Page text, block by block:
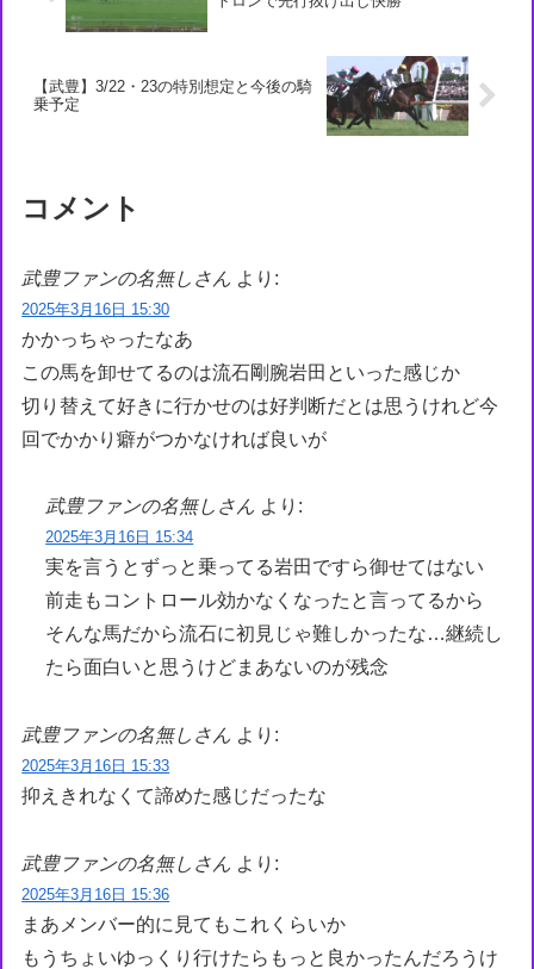
【武豊】3/22・23の特別想定と今後の騎
乗予定
コメント
武豊ファンの名無しさん より:
2025年3月16日 15:30
かかっちゃったなあ
この馬を卸せてるのは流石剛腕岩田といった感じか
切り替えて好きに行かせのは好判断だとは思うけれど今
回でかかり癖がつかなければ良いが
武豊ファンの名無しさん より:
2025年3月16日 15:34
実を言うとずっと乗ってる岩田ですら御せてはない
前走もコントロール効かなくなったと言ってるから
そんな馬だから流石に初見じゃ難しかったな…継続し
たら面白いと思うけどまあないのが残念
武豊ファンの名無しさん より:
2025年3月16日 15:33
抑えきれなくて諦めた感じだったな
武豊ファンの名無しさん より:
2025年3月16日 15:36
まあメンバー的に見てもこれくらいか
もうちょいゆっくり行けたらもっと良かったんだろうけ